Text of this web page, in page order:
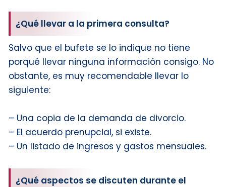
¿Qué llevar a la primera consulta?
Salvo que el bufete se lo indique no tiene
porqué llevar ninguna información consigo. No
obstante, es muy recomendable llevar lo
siguiente:
– Una copia de la demanda de divorcio.
– El acuerdo prenupcial, si existe.
– Un listado de ingresos y gastos mensuales.
¿Qué aspectos se discuten durante el